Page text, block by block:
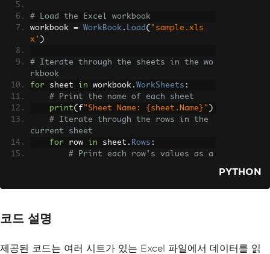
# Load the Excel workbook
workbook = WorkBook . Load ( 'sample.xls
x' )
# Iterate through the sheets in the wo
rkbook
for sheet in workbook . WorkSheets :
# Print the name of each sheet
print( f "Sheet Name: {sheet.Name}" )
# Iterate through the rows in the
current sheet
for row in sheet . Rows :
# Print each row's values as a
row])
PYTHON
코드 설명
제공된 코드는 여러 시트가 있는 Excel 파일에서 데이터를 읽